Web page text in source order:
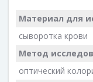
Материал для
сыворотка крови
Метод
оптический